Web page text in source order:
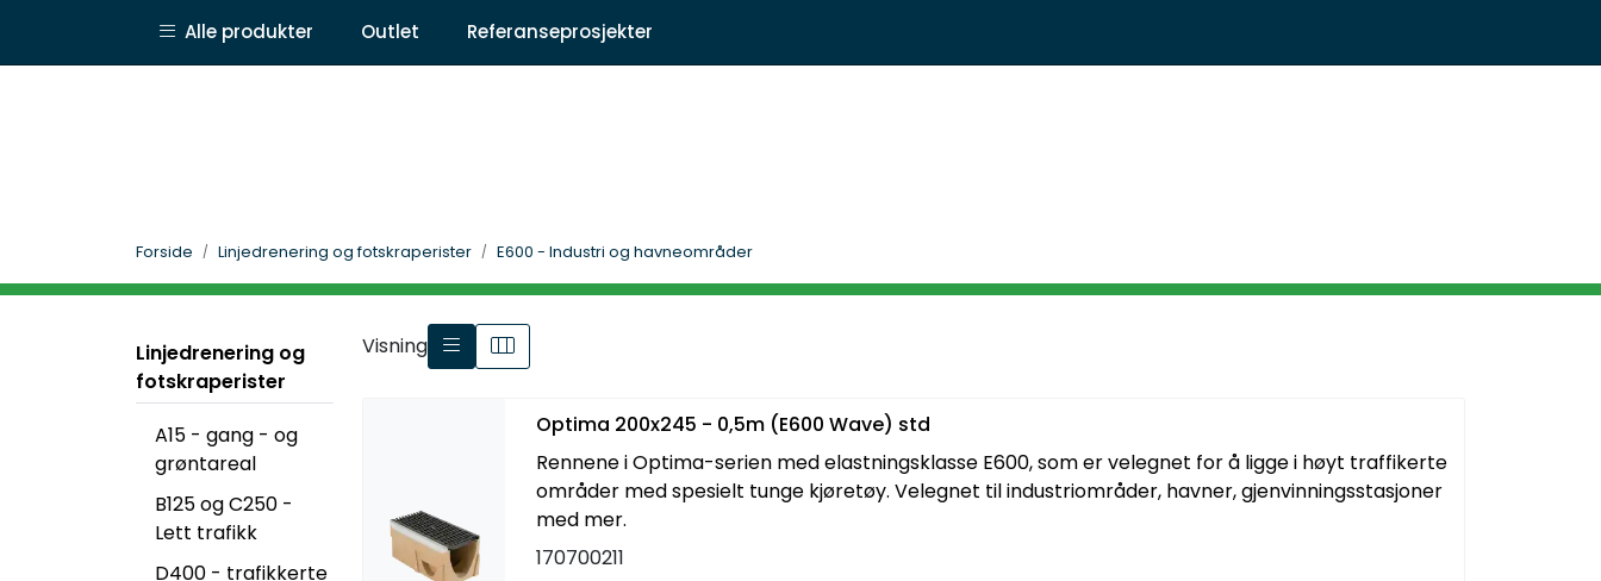
Om BB Produkter | Nyheter og aktuelt | Kontakt oss | Fagartikler
Alle produkter Outlet Referanseprosjekter
Forside Linjedrenering og fotskraperister E600 - Industri og havneområder
Linjedrenering og
fotskraperister
A15 - gang - og
grøntareal
B125 og C250 -
Lett trafikk
D400 - trafikkerte
Visning
Optima 200x245 - 0,5m (E600 Wave) std
Rennene i Optima-serien med elastningsklasse E600, som er velegnet for å ligge i høyt traffikerte
områder med spesielt tunge kjøretøy. Velegnet til industriområder, havner, gjenvinningsstasjoner
med mer.
170700211